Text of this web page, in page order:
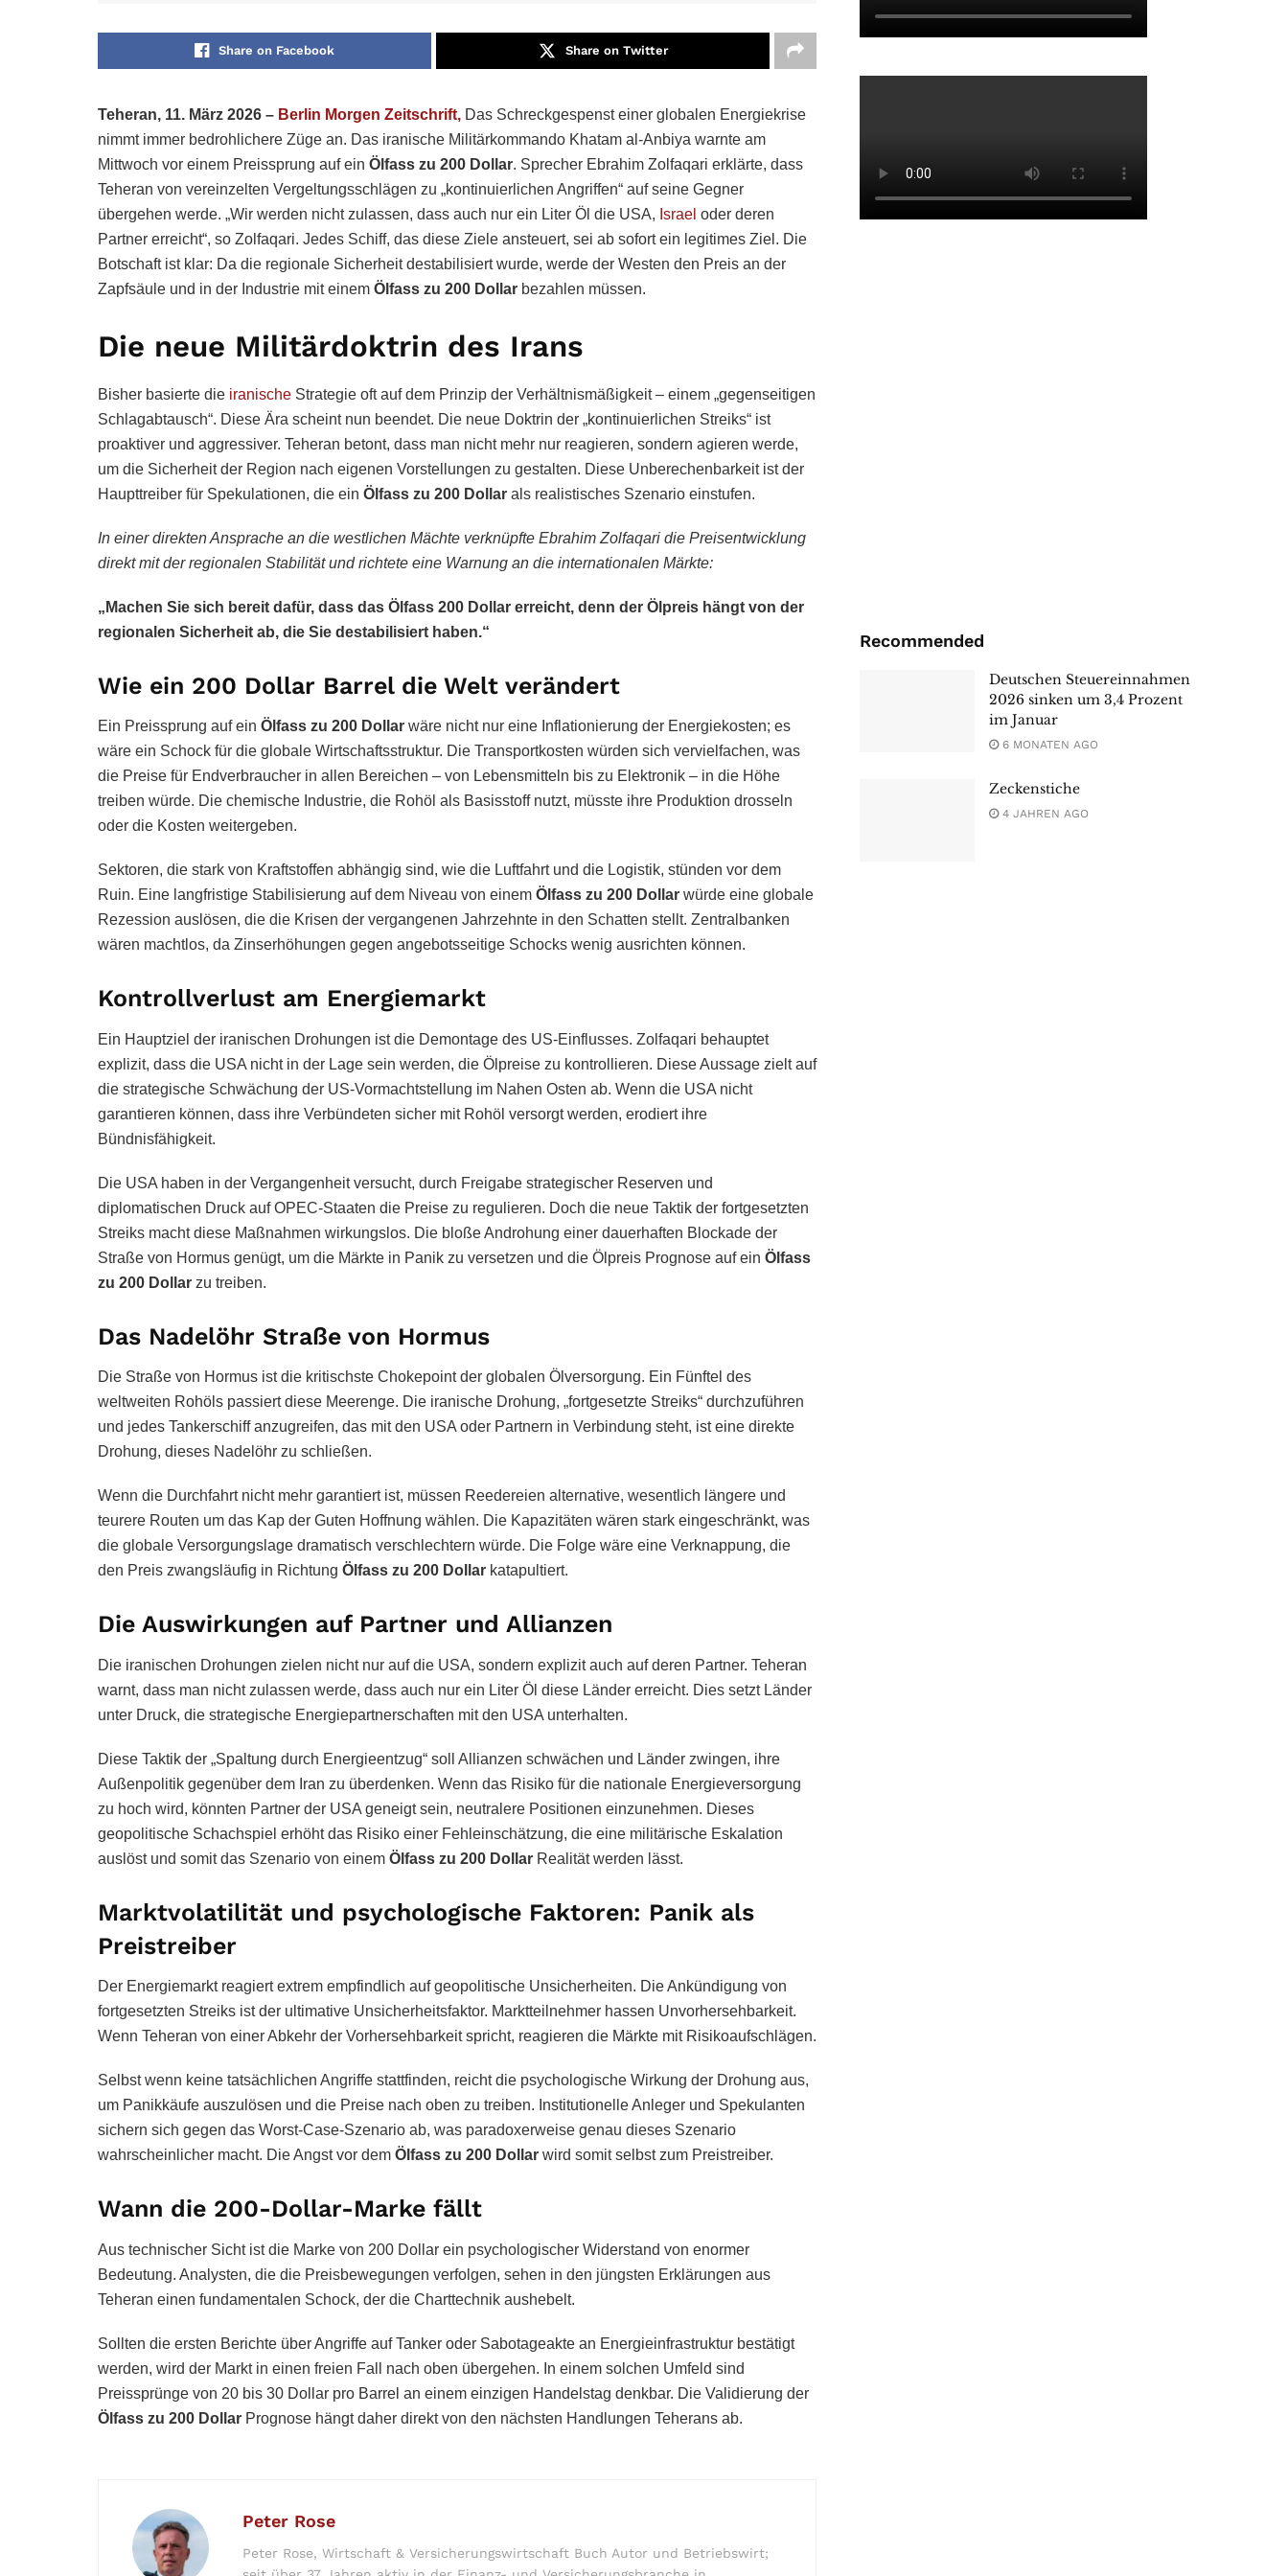
Share on Facebook Share on Twitter
Teheran, 11. März 2026 – Berlin Morgen Zeitschrift, Das Schreckgespenst einer globalen Energiekrise
nimmt immer bedrohlichere Züge an. Das iranische Militärkommando Khatam al-Anbiya warnte am
Mittwoch vor einem Preissprung auf ein Ölfass zu 200 Dollar. Sprecher Ebrahim Zolfaqari erklärte, dass
Teheran von vereinzelten Vergeltungsschlägen zu „kontinuierlichen Angriffen“ auf seine Gegner
übergehen werde. „Wir werden nicht zulassen, dass auch nur ein Liter Öl die USA, Israel oder deren
Partner erreicht“, so Zolfaqari. Jedes Schiff, das diese Ziele ansteuert, sei ab sofort ein legitimes Ziel. Die
Botschaft ist klar: Da die regionale Sicherheit destabilisiert wurde, werde der Westen den Preis an der
Zapfsäule und in der Industrie mit einem Ölfass zu 200 Dollar bezahlen müssen.
Die neue Militärdoktrin des Irans
Bisher basierte die iranische Strategie oft auf dem Prinzip der Verhältnismäßigkeit – einem „gegenseitigen
Schlagabtausch“. Diese Ära scheint nun beendet. Die neue Doktrin der „kontinuierlichen Streiks“ ist
proaktiver und aggressiver. Teheran betont, dass man nicht mehr nur reagieren, sondern agieren werde,
um die Sicherheit der Region nach eigenen Vorstellungen zu gestalten. Diese Unberechenbarkeit ist der
Haupttreiber für Spekulationen, die ein Ölfass zu 200 Dollar als realistisches Szenario einstufen.
In einer direkten Ansprache an die westlichen Mächte verknüpfte Ebrahim Zolfaqari die Preisentwicklung
direkt mit der regionalen Stabilität und richtete eine Warnung an die internationalen Märkte:
„Machen Sie sich bereit dafür, dass das Ölfass 200 Dollar erreicht, denn der Ölpreis hängt von der
regionalen Sicherheit ab, die Sie destabilisiert haben.“
Wie ein 200 Dollar Barrel die Welt verändert
Ein Preissprung auf ein Ölfass zu 200 Dollar wäre nicht nur eine Inflationierung der Energiekosten; es
wäre ein Schock für die globale Wirtschaftsstruktur. Die Transportkosten würden sich vervielfachen, was
die Preise für Endverbraucher in allen Bereichen – von Lebensmitteln bis zu Elektronik – in die Höhe
treiben würde. Die chemische Industrie, die Rohöl als Basisstoff nutzt, müsste ihre Produktion drosseln
oder die Kosten weitergeben.
Sektoren, die stark von Kraftstoffen abhängig sind, wie die Luftfahrt und die Logistik, stünden vor dem
Ruin. Eine langfristige Stabilisierung auf dem Niveau von einem Ölfass zu 200 Dollar würde eine globale
Rezession auslösen, die die Krisen der vergangenen Jahrzehnte in den Schatten stellt. Zentralbanken
wären machtlos, da Zinserhöhungen gegen angebotsseitige Schocks wenig ausrichten können.
Kontrollverlust am Energiemarkt
Ein Hauptziel der iranischen Drohungen ist die Demontage des US-Einflusses. Zolfaqari behauptet
explizit, dass die USA nicht in der Lage sein werden, die Ölpreise zu kontrollieren. Diese Aussage zielt auf
die strategische Schwächung der US-Vormachtstellung im Nahen Osten ab. Wenn die USA nicht
garantieren können, dass ihre Verbündeten sicher mit Rohöl versorgt werden, erodiert ihre
Bündnisfähigkeit.
Die USA haben in der Vergangenheit versucht, durch Freigabe strategischer Reserven und
diplomatischen Druck auf OPEC-Staaten die Preise zu regulieren. Doch die neue Taktik der fortgesetzten
Streiks macht diese Maßnahmen wirkungslos. Die bloße Androhung einer dauerhaften Blockade der
Straße von Hormus genügt, um die Märkte in Panik zu versetzen und die Ölpreis Prognose auf ein Ölfass
zu 200 Dollar zu treiben.
Das Nadelöhr Straße von Hormus
Die Straße von Hormus ist die kritischste Chokepoint der globalen Ölversorgung. Ein Fünftel des
weltweiten Rohöls passiert diese Meerenge. Die iranische Drohung, „fortgesetzte Streiks“ durchzuführen
und jedes Tankerschiff anzugreifen, das mit den USA oder Partnern in Verbindung steht, ist eine direkte
Drohung, dieses Nadelöhr zu schließen.
Wenn die Durchfahrt nicht mehr garantiert ist, müssen Reedereien alternative, wesentlich längere und
teurere Routen um das Kap der Guten Hoffnung wählen. Die Kapazitäten wären stark eingeschränkt, was
die globale Versorgungslage dramatisch verschlechtern würde. Die Folge wäre eine Verknappung, die
den Preis zwangsläufig in Richtung Ölfass zu 200 Dollar katapultiert.
Die Auswirkungen auf Partner und Allianzen
Die iranischen Drohungen zielen nicht nur auf die USA, sondern explizit auch auf deren Partner. Teheran
warnt, dass man nicht zulassen werde, dass auch nur ein Liter Öl diese Länder erreicht. Dies setzt Länder
unter Druck, die strategische Energiepartnerschaften mit den USA unterhalten.
Diese Taktik der „Spaltung durch Energieentzug“ soll Allianzen schwächen und Länder zwingen, ihre
Außenpolitik gegenüber dem Iran zu überdenken. Wenn das Risiko für die nationale Energieversorgung
zu hoch wird, könnten Partner der USA geneigt sein, neutralere Positionen einzunehmen. Dieses
geopolitische Schachspiel erhöht das Risiko einer Fehleinschätzung, die eine militärische Eskalation
auslöst und somit das Szenario von einem Ölfass zu 200 Dollar Realität werden lässt.
Marktvolatilität und psychologische Faktoren: Panik als
Preistreiber
Der Energiemarkt reagiert extrem empfindlich auf geopolitische Unsicherheiten. Die Ankündigung von
fortgesetzten Streiks ist der ultimative Unsicherheitsfaktor. Marktteilnehmer hassen Unvorhersehbarkeit.
Wenn Teheran von einer Abkehr der Vorhersehbarkeit spricht, reagieren die Märkte mit Risikoaufschlägen.
Selbst wenn keine tatsächlichen Angriffe stattfinden, reicht die psychologische Wirkung der Drohung aus,
um Panikkäufe auszulösen und die Preise nach oben zu treiben. Institutionelle Anleger und Spekulanten
sichern sich gegen das Worst-Case-Szenario ab, was paradoxerweise genau dieses Szenario
wahrscheinlicher macht. Die Angst vor dem Ölfass zu 200 Dollar wird somit selbst zum Preistreiber.
Wann die 200-Dollar-Marke fällt
Aus technischer Sicht ist die Marke von 200 Dollar ein psychologischer Widerstand von enormer
Bedeutung. Analysten, die die Preisbewegungen verfolgen, sehen in den jüngsten Erklärungen aus
Teheran einen fundamentalen Schock, der die Charttechnik aushebelt.
Sollten die ersten Berichte über Angriffe auf Tanker oder Sabotageakte an Energieinfrastruktur bestätigt
werden, wird der Markt in einen freien Fall nach oben übergehen. In einem solchen Umfeld sind
Preissprünge von 20 bis 30 Dollar pro Barrel an einem einzigen Handelstag denkbar. Die Validierung der
Ölfass zu 200 Dollar Prognose hängt daher direkt von den nächsten Handlungen Teherans ab.
Peter Rose
Peter Rose, Wirtschaft & Versicherungswirtschaft Buch Autor und Betriebswirt;
Recommended
Deutschen Steuereinnahmen
2026 sinken um 3,4 Prozent
im Januar
6 MONATEN AGO
Zeckenstiche
4 JAHREN AGO